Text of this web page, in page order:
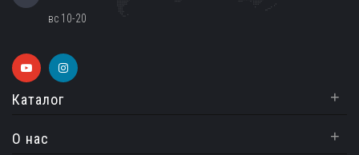
вс 10-20
Каталог +
О нас +